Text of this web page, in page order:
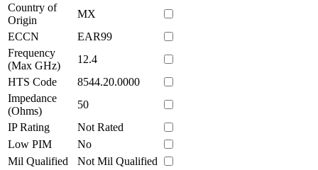
Country of
Origin
MX
ECCN
EAR99
Frequency
(Max GHz)
12.4
HTS Code
8544.20.0000
Impedance
(Ohms)
50
IP Rating
Not Rated
Low PIM
No
Mil Qualified
Not Mil Qualified